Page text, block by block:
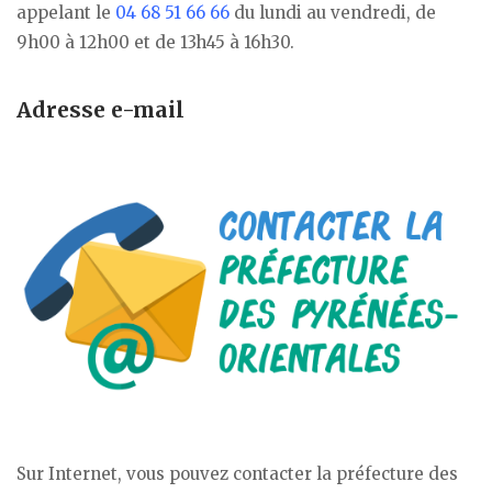
appelant le 04 68 51 66 66 du lundi au vendredi, de
9h00 à 12h00 et de 13h45 à 16h30.
Adresse e-mail
Sur Internet, vous pouvez contacter la préfecture des